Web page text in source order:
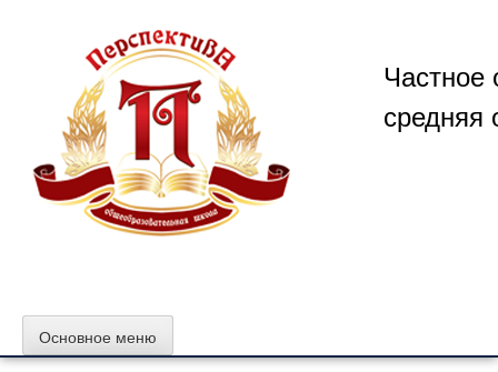
содержимому
Частное
средняя
Основное меню